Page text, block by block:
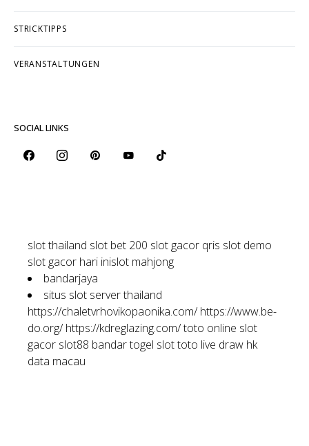
STRICKTIPPS
VERANSTALTUNGEN
SOCIAL LINKS
slot thailand slot bet 200 slot gacor qris slot demo
slot gacor hari inislot mahjong
bandarjaya
situs slot server thailand
https://chaletvrhovikopaonika.com/ https://www.be-
do.org/ https://kdreglazing.com/toto online slot
gacor slot88 bandar togel slot toto live draw hk
data macau